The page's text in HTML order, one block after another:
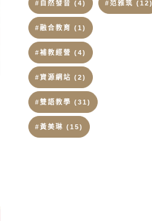
#自然發音 (4) #范雅筑 (12)
#融合教育 (1)
#補教經營 (4)
#資源網站 (2)
#雙語教學 (31)
#黃美琳 (15)